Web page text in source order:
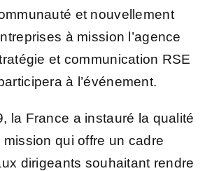
et nouvellement
à mission l’agence
et communication RSE
à l’événement.
la France a instauré la qualité
qui offre un cadre
dirigeants souhaitant rendre